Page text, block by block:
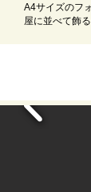
​A4サイズのフ
屋に並べて飾